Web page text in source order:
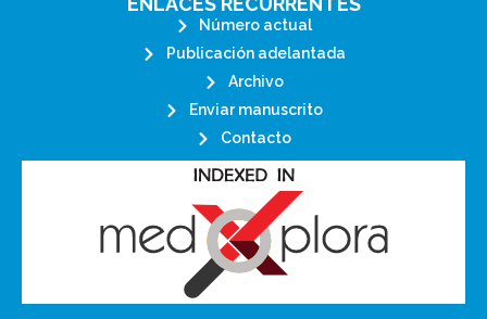
Número actual
Publicación adelantada
Archivo
Enviar manuscrito
Contacto